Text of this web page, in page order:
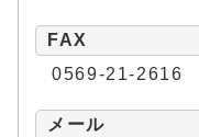
FAX
0569-21-2616
メール